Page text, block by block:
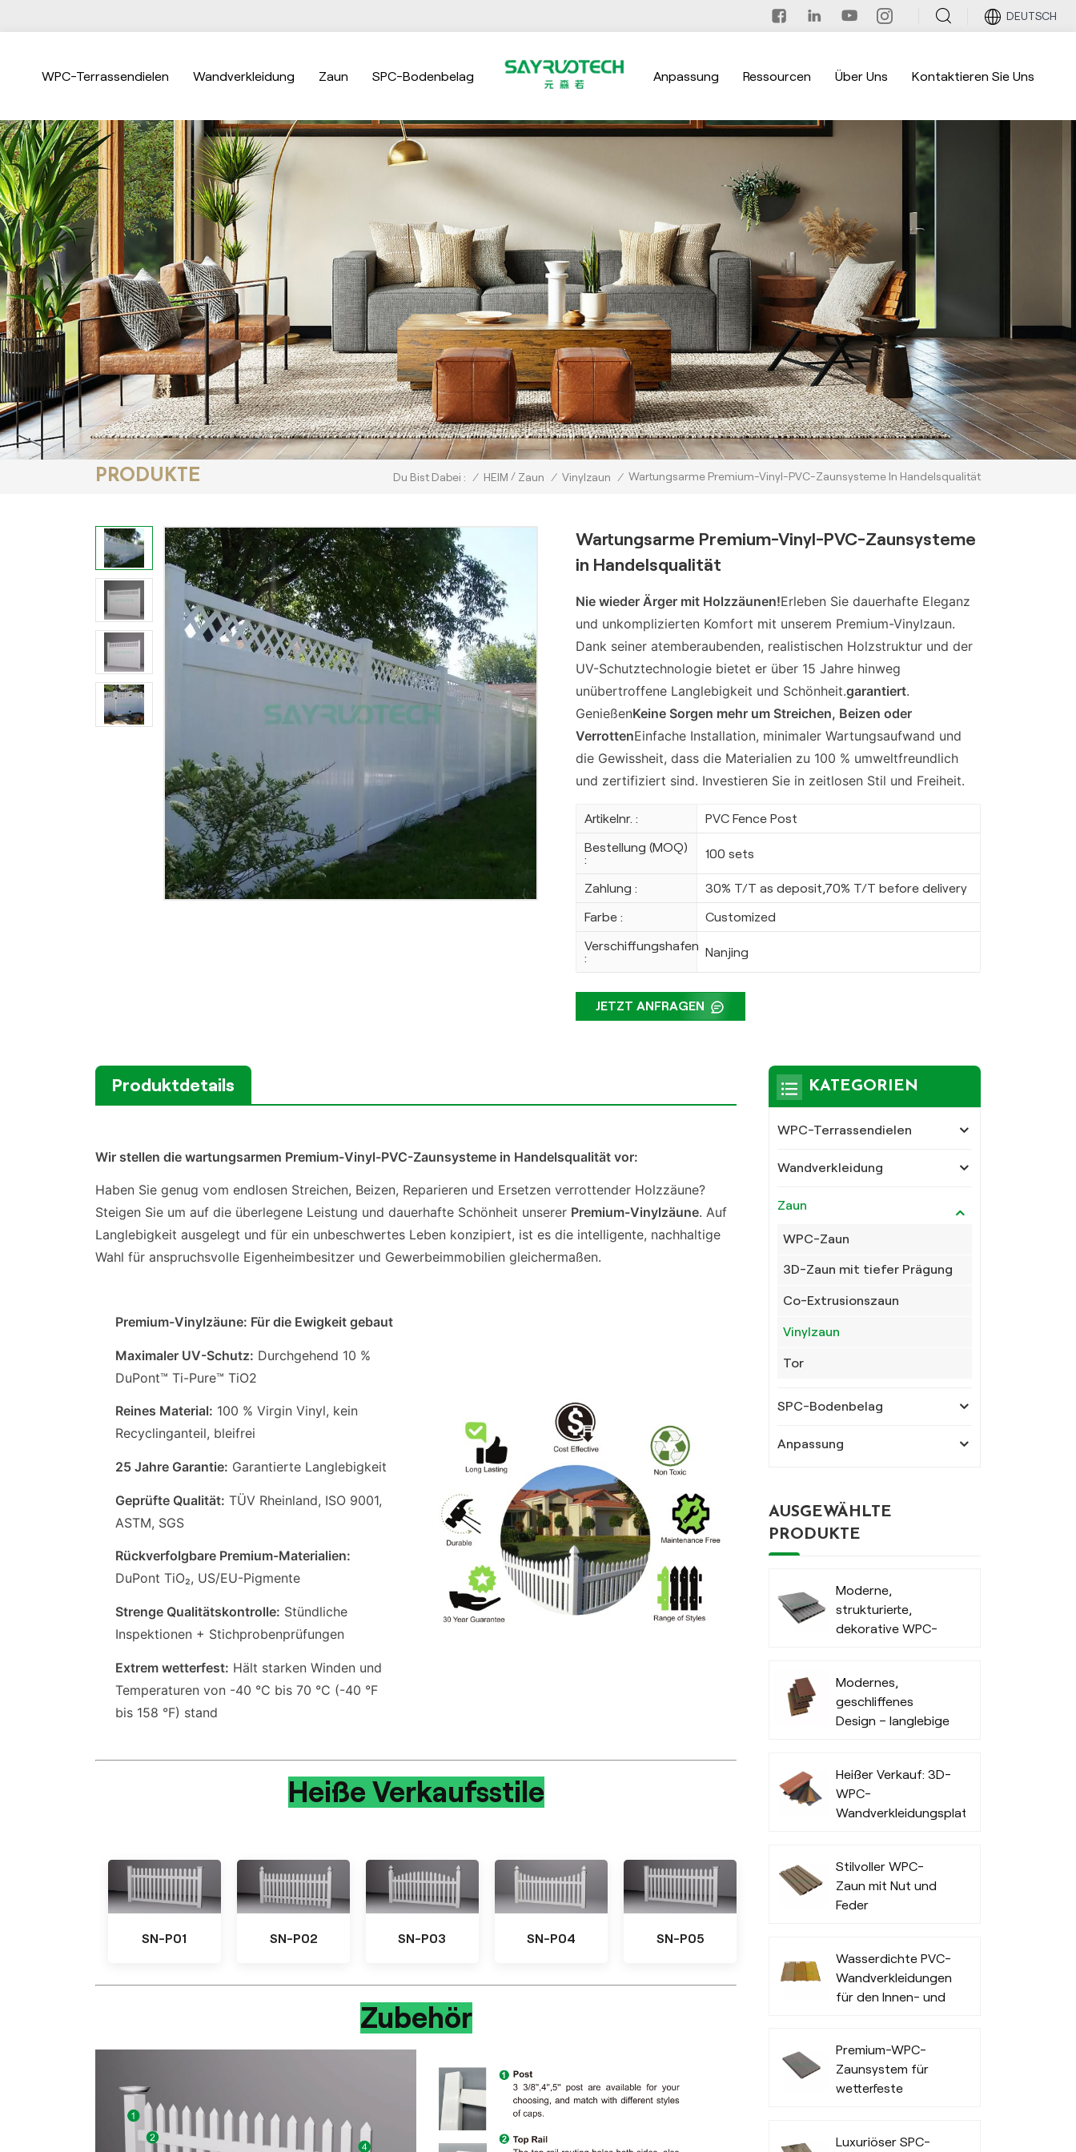
DEUTSCH
WPC-Terrassendielen Wandverkleidung Zaun SPC-Bodenbelag Anpassung Ressourcen Über Uns Kontaktieren Sie Uns
PRODUKTE Du Bist Dabei : / HEIM / Zaun / Vinylzaun / Wartungsarme Premium-Vinyl-PVC-Zaunsysteme In Handelsqualität
Wartungsarme Premium-Vinyl-PVC-Zaunsysteme
in Handelsqualität
Nie wieder Ärger mit Holzzäunen!Erleben Sie dauerhafte Eleganz
und unkomplizierten Komfort mit unserem Premium-Vinylzaun.
Dank seiner atemberaubenden, realistischen Holzstruktur und der
UV-Schutztechnologie bietet er über 15 Jahre hinweg
unübertroffene Langlebigkeit und Schönheit.garantiert.
GenießenKeine Sorgen mehr um Streichen, Beizen oder
VerrottenEinfache Installation, minimaler Wartungsaufwand und
die Gewissheit, dass die Materialien zu 100 % umweltfreundlich
und zertifiziert sind. Investieren Sie in zeitlosen Stil und Freiheit.
Artikelnr. : PVC Fence Post
Bestellung (MOQ)
:
100 sets
Zahlung : 30% T/T as deposit,70% T/T before delivery
Farbe : Customized
Verschiffungshafen
:
Nanjing
JETZT ANFRAGEN
Produktdetails
Wir stellen die wartungsarmen Premium-Vinyl-PVC-Zaunsysteme in Handelsqualität vor:
Haben Sie genug vom endlosen Streichen, Beizen, Reparieren und Ersetzen verrottender Holzzäune?
Steigen Sie um auf die überlegene Leistung und dauerhafte Schönheit unserer Premium-Vinylzäune. Auf
Langlebigkeit ausgelegt und für ein unbeschwertes Leben konzipiert, ist es die intelligente, nachhaltige
Wahl für anspruchsvolle Eigenheimbesitzer und Gewerbeimmobilien gleichermaßen.
Premium-Vinylzäune: Für die Ewigkeit gebaut
Maximaler UV-Schutz: Durchgehend 10 %
DuPont™ Ti-Pure™ TiO2
Reines Material: 100 % Virgin Vinyl, kein
Recyclinganteil, bleifrei
25 Jahre Garantie: Garantierte Langlebigkeit
Geprüfte Qualität: TÜV Rheinland, ISO 9001,
ASTM, SGS
Rückverfolgbare Premium-Materialien:
DuPont TiO₂, US/EU-Pigmente
Strenge Qualitätskontrolle: Stündliche
Inspektionen + Stichprobenprüfungen
Extrem wetterfest: Hält starken Winden und
Temperaturen von -40 °C bis 70 °C (-40 °F
bis 158 °F) stand
Heiße Verkaufsstile
SN-P01 SN-P02 SN-P03 SN-P04 SN-P05
Zubehör
KATEGORIEN
WPC-Terrassendielen
Wandverkleidung
Zaun
WPC-Zaun
3D-Zaun mit tiefer Prägung
Co-Extrusionszaun
Vinylzaun
Tor
SPC-Bodenbelag
Anpassung
AUSGEWÄHLTE
PRODUKTE
Moderne,
strukturierte,
dekorative WPC-
Modernes,
geschliffenes
Design – langlebige
Verbundmaterial
Heißer Verkauf: 3D-
WPC-
Wandverkleidungsplatten
Büros
Stilvoller WPC-
Zaun mit Nut und
Feder
Wasserdichte PVC-
Wandverkleidungen
für den Innen- und
Premium-WPC-
Zaunsystem für
wetterfeste
Außenbereich
Luxuriöser SPC-